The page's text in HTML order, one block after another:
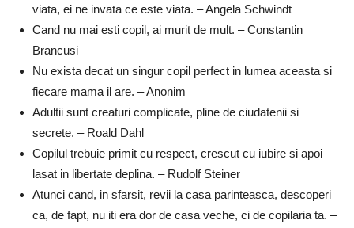
viata, ei ne invata ce este viata. – Angela Schwindt
Cand nu mai esti copil, ai murit de mult. – Constantin
Brancusi
Nu exista decat un singur copil perfect in lumea aceasta si
fiecare mama il are. – Anonim
Adultii sunt creaturi complicate, pline de ciudatenii si
secrete. – Roald Dahl
Copilul trebuie primit cu respect, crescut cu iubire si apoi
lasat in libertate deplina. – Rudolf Steiner
Atunci cand, in sfarsit, revii la casa parinteasca, descoperi
ca, de fapt, nu iti era dor de casa veche, ci de copilaria ta. –